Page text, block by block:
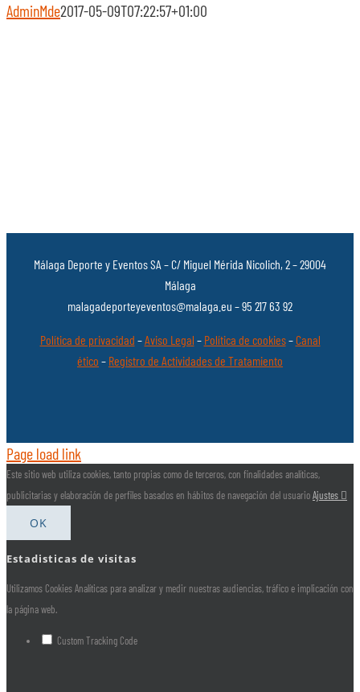
AdminMde2017-05-09T07:22:57+01:00
Málaga Deporte y Eventos SA – C/ Miguel Mérida Nicolich, 2 – 29004
Málaga
malagadeporteyeventos@malaga.eu – 95 217 63 92
Política de privacidad –Aviso Legal – Política de cookies–Canal
ético – Registro de Actividades de Tratamiento
Page load link
Este sitio web utiliza cookies, tanto propias como de terceros, con finalidades analíticas,
publicitarias y elaboración de perfiles basados en hábitos de navegación del usuarioAjustes
OK
Estadisticas de visitas
Utilizamos Cookies Analíticas para analizar y medir nuestras audiencias, tráfico e implicación con
la página web.
Custom Tracking Code